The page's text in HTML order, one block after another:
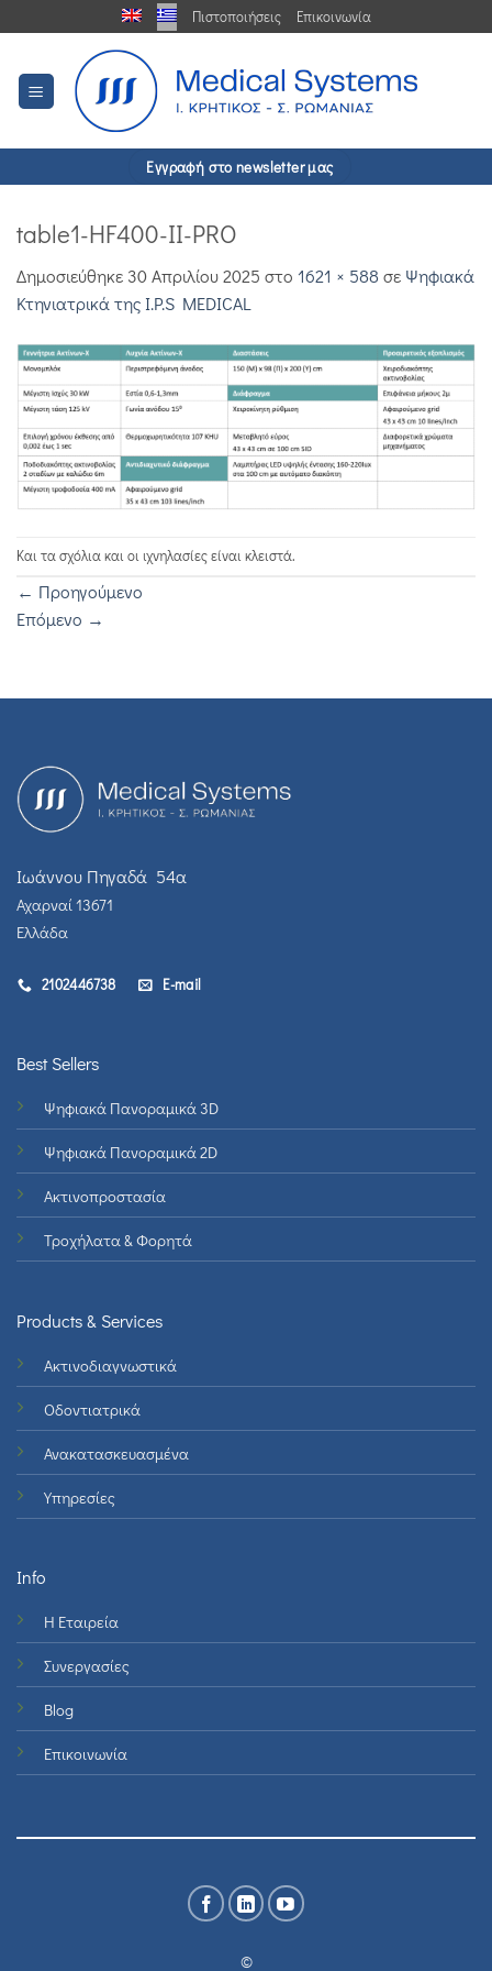
στο
περιεχόμενο
Πιστοποιήσεις Επικοινωνία
Εγγραφή στο newsletter μας
table1-HF400-II-PRO
Δημοσιεύθηκε 30 Απριλίου 2025 στο 1621 × 588 σε Ψηφιακά
Κτηνιατρικά της I.P.S MEDICAL
Και τα σχόλια και οι ιχνηλασίες είναι κλειστά.
← Προηγούμενο
Επόμενο →
Ιωάννου Πηγαδά 54α
Αχαρναί 13671
Ελλάδα
2102446738 E-mail
Best Sellers
Ψηφιακά Πανοραμικά 3D
Ψηφιακά Πανοραμικά 2D
Ακτινοπροστασία
Τροχήλατα & Φορητά
Products & Services
Ακτινοδιαγνωστικά
Οδοντιατρικά
Ανακατασκευασμένα
Υπηρεσίες
Info
Η Εταιρεία
Συνεργασίες
Blog
Επικοινωνία
©